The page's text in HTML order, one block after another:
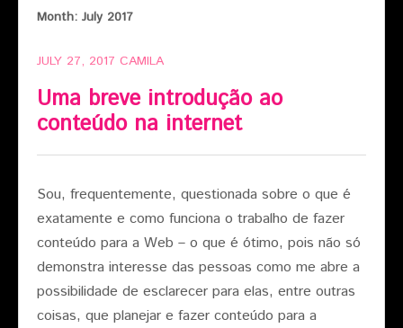
Month: July 2017
JULY 27, 2017 CAMILA
Uma breve introdução ao
conteúdo na internet
Sou, frequentemente, questionada sobre o que é
exatamente e como funciona o trabalho de fazer
conteúdo para a Web – o que é ótimo, pois não só
demonstra interesse das pessoas como me abre a
possibilidade de esclarecer para elas, entre outras
coisas, que planejar e fazer conteúdo para a